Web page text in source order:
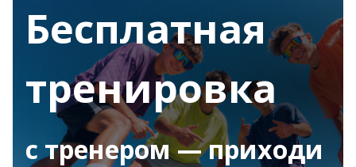
Бесплатная
тренировка
с тренером — приходи